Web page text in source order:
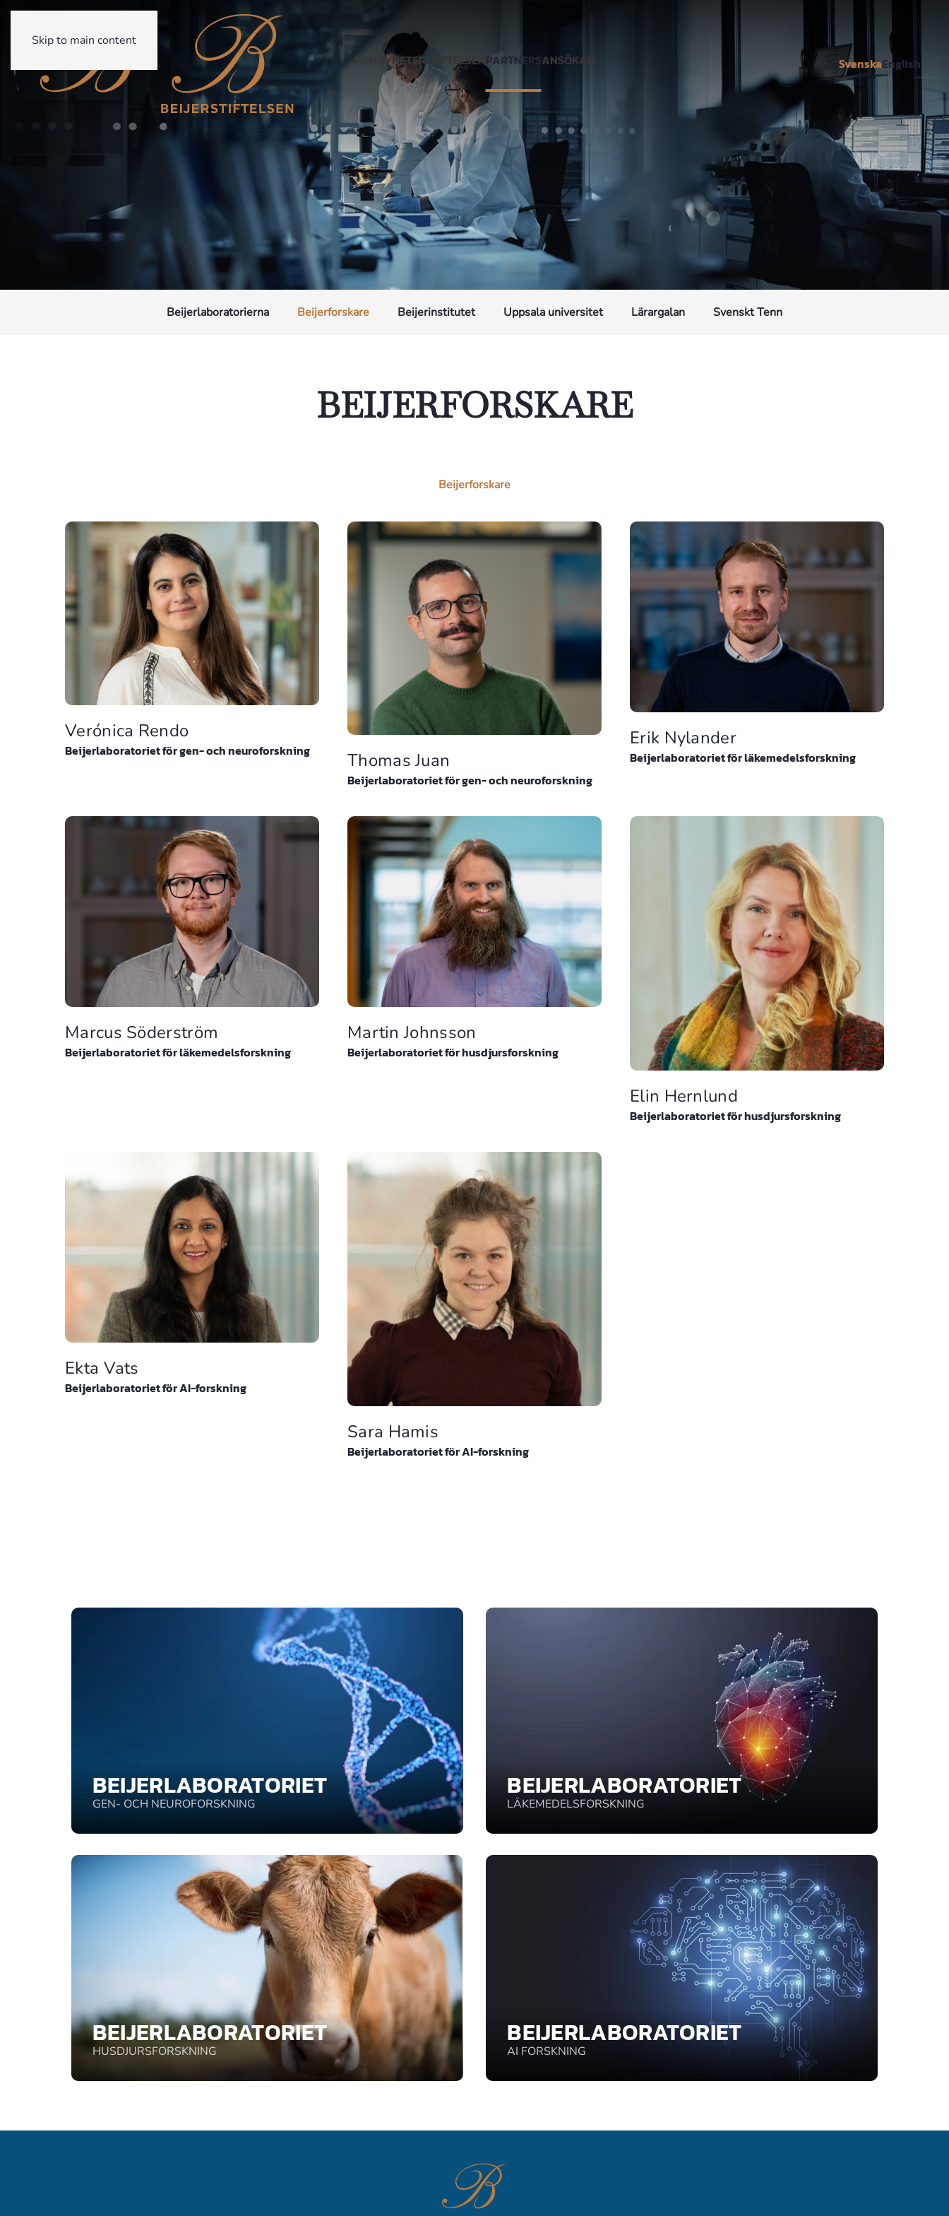
Skip to main content
HEM NYHETERSTIFTELSEN Svenska English
Beijerlaboratorierna Beijerforskare Beijerinstitutet Uppsala universitet Lärargalan Svenskt Tenn
BEIJERFORSKARE
Beijerforskare
Verónica Rendo
Beijerlaboratoriet för gen- och neuroforskning Thomas Juan
Beijerlaboratoriet för gen- och neuroforskning
Erik Nylander
Beijerlaboratoriet för läkemedelsforskning
Marcus Söderström
Beijerlaboratoriet för läkemedelsforskning
Martin Johnsson
Beijerlaboratoriet för husdjursforskning
Elin Hernlund
Beijerlaboratoriet för husdjursforskning
Ekta Vats
Beijerlaboratoriet för AI-forskning
Sara Hamis
Beijerlaboratoriet för AI-forskning
BEIJERLABORATORIET
GEN- OCH NEUROFORSKNING
BEIJERLABORATORIET
LÄKEMEDELSFORSKNING
BEIJERLABORATORIET
HUSDJURSFORSKNING
BEIJERLABORATORIET
AI FORSKNING